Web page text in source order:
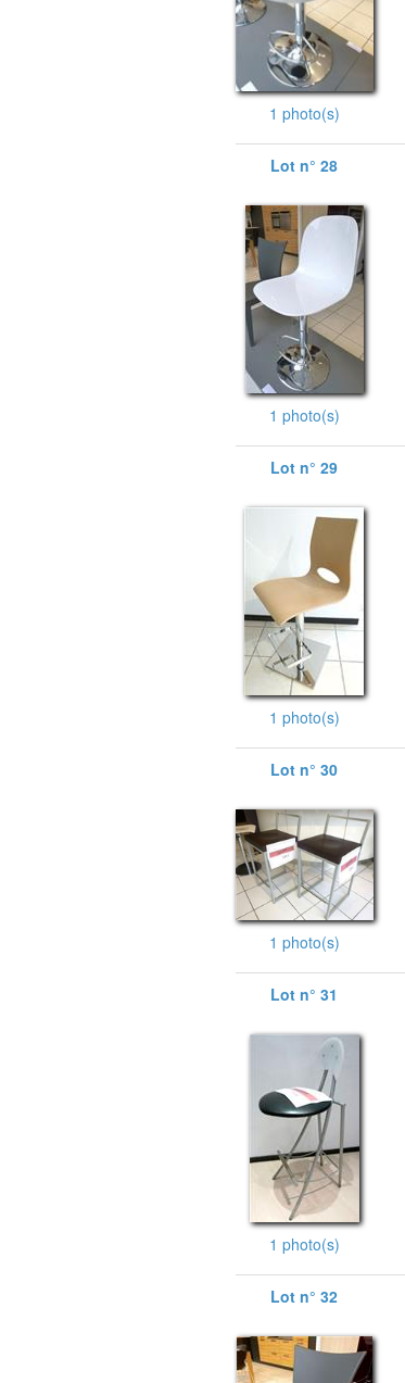
1 photo(s)
Lot n° 28
1 photo(s)
Lot n° 29
1 photo(s)
Lot n° 30
1 photo(s)
Lot n° 31
1 photo(s)
Lot n° 32